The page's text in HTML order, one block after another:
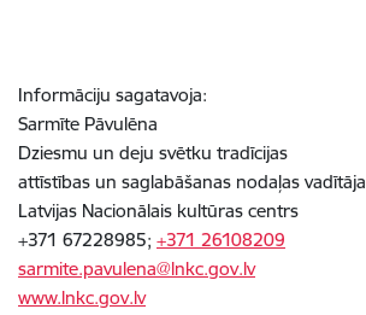
Informāciju sagatavoja:
Sarmīte Pāvulēna
Dziesmu un deju svētku tradīcijas
attīstības un saglabāšanas nodaļas vadītāja
Latvijas Nacionālais kultūras centrs
+371 67228985; +371 26108209
sarmite.pavulena@lnkc.gov.lv
www.lnkc.gov.lv